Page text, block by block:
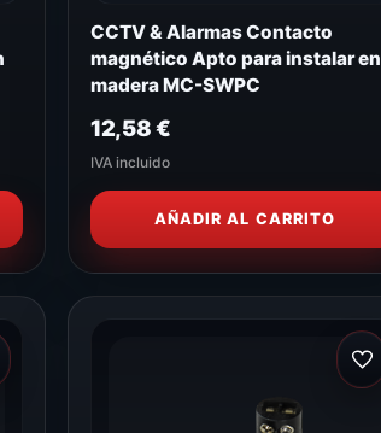
CCTV & Alarmas Contacto
magnético Apto para instalar en
madera MC-SWPC
12,58€
IVA incluido
AÑADIR AL CARRITO